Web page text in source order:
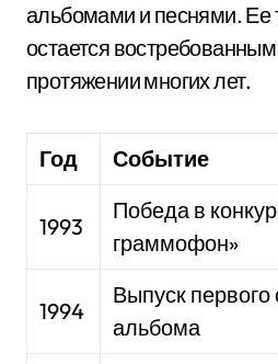
альбомами и песнями. Ее
остается
протяжении многих лет.
Год Событие
1993
Победа в
граммофон»
1994
Выпуск первого
альбома